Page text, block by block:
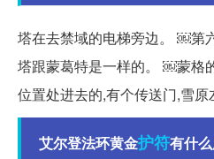
塔在去禁域的电梯旁边。 ￼第
塔跟蒙葛特是一样的。 ￼蒙格
位置处进去的,有个传送门,雪原
艾尔登法环黄金护符有什